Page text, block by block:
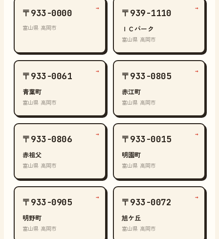
〒933-0000
富山県 高岡市
→ 〒939-1110
ＩＣパーク
富山県 高岡市
→
〒933-0061
青葉町
富山県 高岡市
→ 〒933-0805
赤江町
富山県 高岡市
→
〒933-0806
赤祖父
富山県 高岡市
→ 〒933-0015
明園町
富山県 高岡市
→
〒933-0905
明野町
富山県 高岡市
→ 〒933-0072
旭ケ丘
富山県 高岡市
→